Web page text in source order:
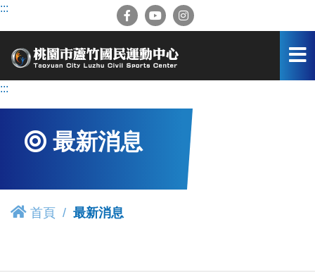
跳
容
:::
:::
最新消息
首頁 最新消息